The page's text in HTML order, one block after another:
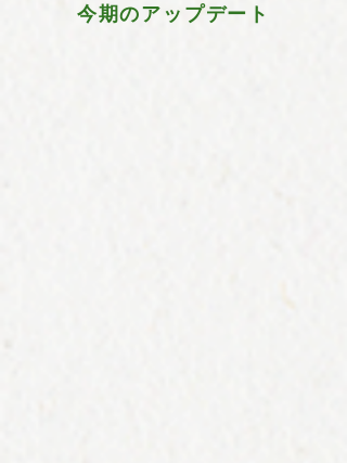
今期のアップデート